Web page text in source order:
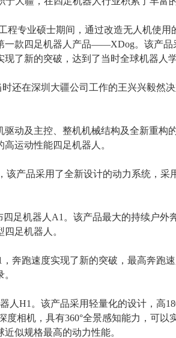
程专业硕士期间， 通过改造无人机使用
一款 四足机器人 产品——XDog。 该产品
了新的突破，达到了当时全球机器人
还在深圳大疆公司工作的王兴兴毅然
驱动及主控、整机机械结构及全新重构
运动性能四足机器人。
该产品采用了全新设计的动力系统， 采
四足机器人A1 。该产品最大的持续户外
四足机器人 。
奔跑速度实现了新的突破，最高奔跑速
。
人 H1 。该产品采用轻量化的设计，高
相机，具有360°全景感知能力，可以
近似规格最高的动力性能。